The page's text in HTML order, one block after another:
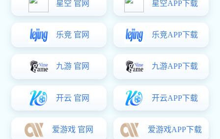
易彩堂 分类
易彩堂: 行业易彩堂
公司易彩堂